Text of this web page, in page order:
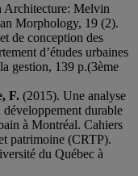
Architecture: Melvin
Morphology, 19 (2).
de conception des
d’études urbaines
gestion, 139 p.(3ème
F. (2015). Une analyse
durable
à Montréal. Cahiers
patrimoine (CRTP).
du Québec à